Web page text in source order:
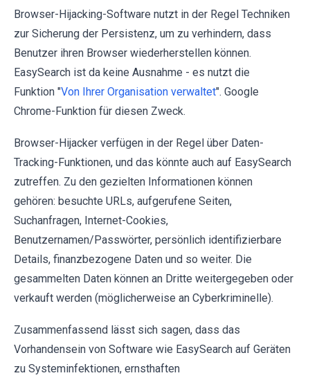
Browser-Hijacking-Software nutzt in der Regel Techniken
zur Sicherung der Persistenz, um zu verhindern, dass
Benutzer ihren Browser wiederherstellen können.
EasySearch ist da keine Ausnahme - es nutzt die
Funktion "Von Ihrer Organisation verwaltet". Google
Chrome-Funktion für diesen Zweck.
Browser-Hijacker verfügen in der Regel über Daten-
Tracking-Funktionen, und das könnte auch auf EasySearch
zutreffen. Zu den gezielten Informationen können
gehören: besuchte URLs, aufgerufene Seiten,
Suchanfragen, Internet-Cookies,
Benutzernamen/Passwörter, persönlich identifizierbare
Details, finanzbezogene Daten und so weiter. Die
gesammelten Daten können an Dritte weitergegeben oder
verkauft werden (möglicherweise an Cyberkriminelle).
Zusammenfassend lässt sich sagen, dass das
Vorhandensein von Software wie EasySearch auf Geräten
zu Systeminfektionen, ernsthaften